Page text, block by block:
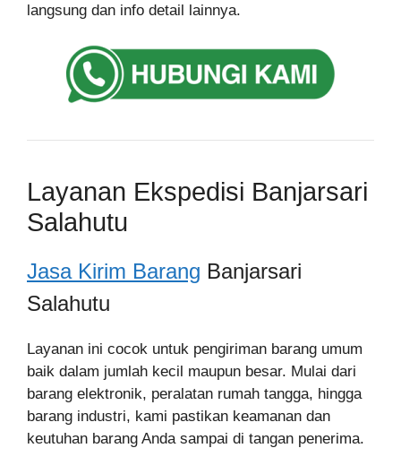
langsung dan info detail lainnya.
Layanan Ekspedisi Banjarsari
Salahutu
Jasa Kirim Barang Banjarsari
Salahutu
Layanan ini cocok untuk pengiriman barang umum
baik dalam jumlah kecil maupun besar. Mulai dari
barang elektronik, peralatan rumah tangga, hingga
barang industri, kami pastikan keamanan dan
keutuhan barang Anda sampai di tangan penerima.